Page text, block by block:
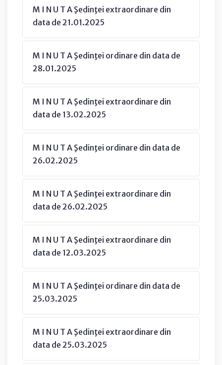
M I N U T A Şedinţei extraordinare din
data de 21.01.2025
M I N U T A Şedinţei ordinare din data de
28.01.2025
M I N U T A Şedinţei extraordinare din
data de 13.02.2025
M I N U T A Şedinţei ordinare din data de
26.02.2025
M I N U T A Şedinţei extraordinare din
data de 26.02.2025
M I N U T A Şedinţei extraordinare din
data de 12.03.2025
M I N U T A Şedinţei ordinare din data de
25.03.2025
M I N U T A Şedinţei extraordinare din
data de 25.03.2025